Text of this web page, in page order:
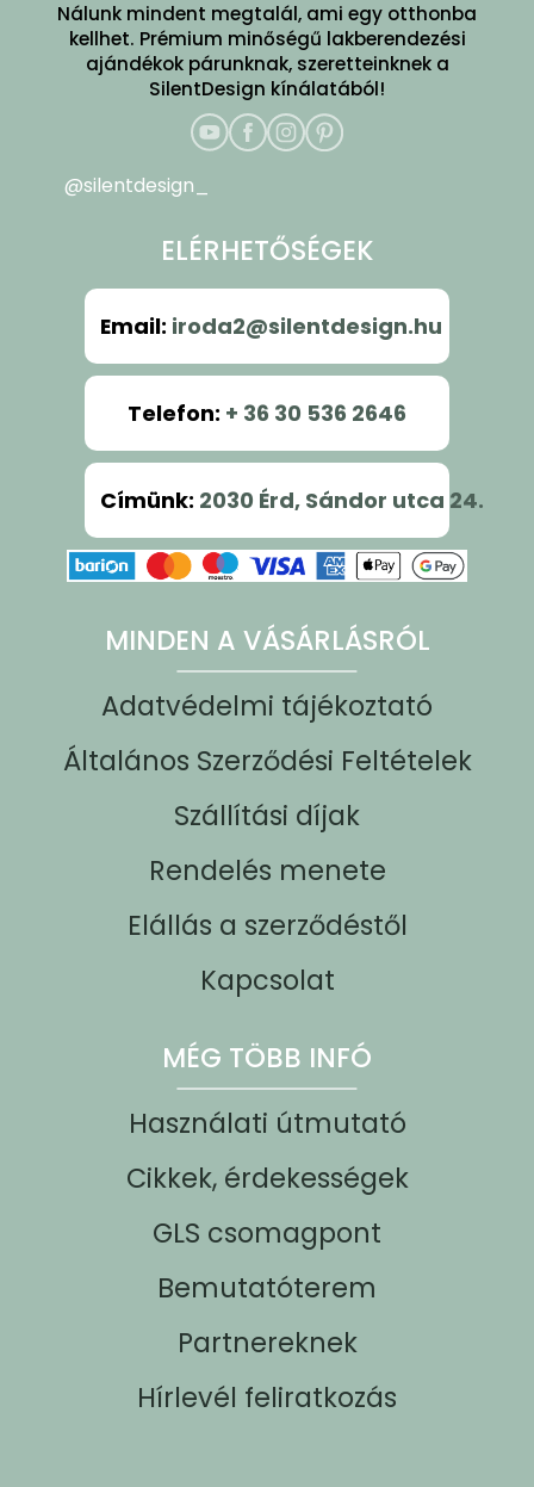
Nálunk mindent megtalál, ami egy otthonba
kellhet. Prémium minőségű lakberendezési
ajándékok párunknak, szeretteinknek a
SilentDesign kínálatából!
MINDEN A VÁSÁRLÁSRÓL
Adatvédelmi tájékoztató
Általános Szerződési Feltételek
Szállítási díjak
Rendelés menete
Elállás a szerződéstől
Kapcsolat
MÉG TÖBB INFÓ
Használati útmutató
Cikkek, érdekességek
GLS csomagpont
Bemutatóterem
Partnereknek
Hírlevél feliratkozás
@silentdesign_
ELÉRHETŐSÉGEK
Email: iroda2@silentdesign.hu
Telefon: + 36 30 536 2646
Címünk: 2030 Érd, Sándor utca 24.